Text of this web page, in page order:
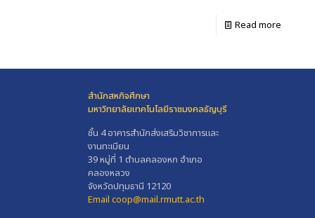
Read more
สำนักสหกิจศึกษา
มหาวิทยาลัยเทคโนโลยีราชมงคลธัญบุรี
ชั้น 4 อาคารสำนักส่งเสริมวิชาการและ
งานทะเบียน
39 หมู่ที่ 1 ตำบลคลองหก อำเภอ
คลองหลวง
จังหวัดปทุมธานี 12120
Email coop@mail.rmutt.ac.th